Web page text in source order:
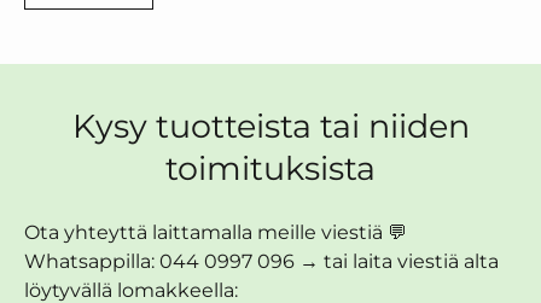
Kysy tuotteista tai niiden
toimituksista
Ota yhteyttä laittamalla meille viestiä 💬
Whatsappilla: 044 0997 096 → tai laita viestiä alta
löytyvällä lomakkeella: